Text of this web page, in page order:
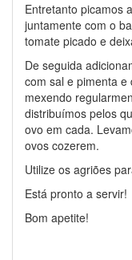
Entretanto picamos
juntamente com o
tomate picado e
De seguida
com sal e pimenta e
mexendo
distribuímos pelos
ovo em cada.
ovos cozerem.
Utilize os agriões
Está pronto a servir!
Bom apetite!